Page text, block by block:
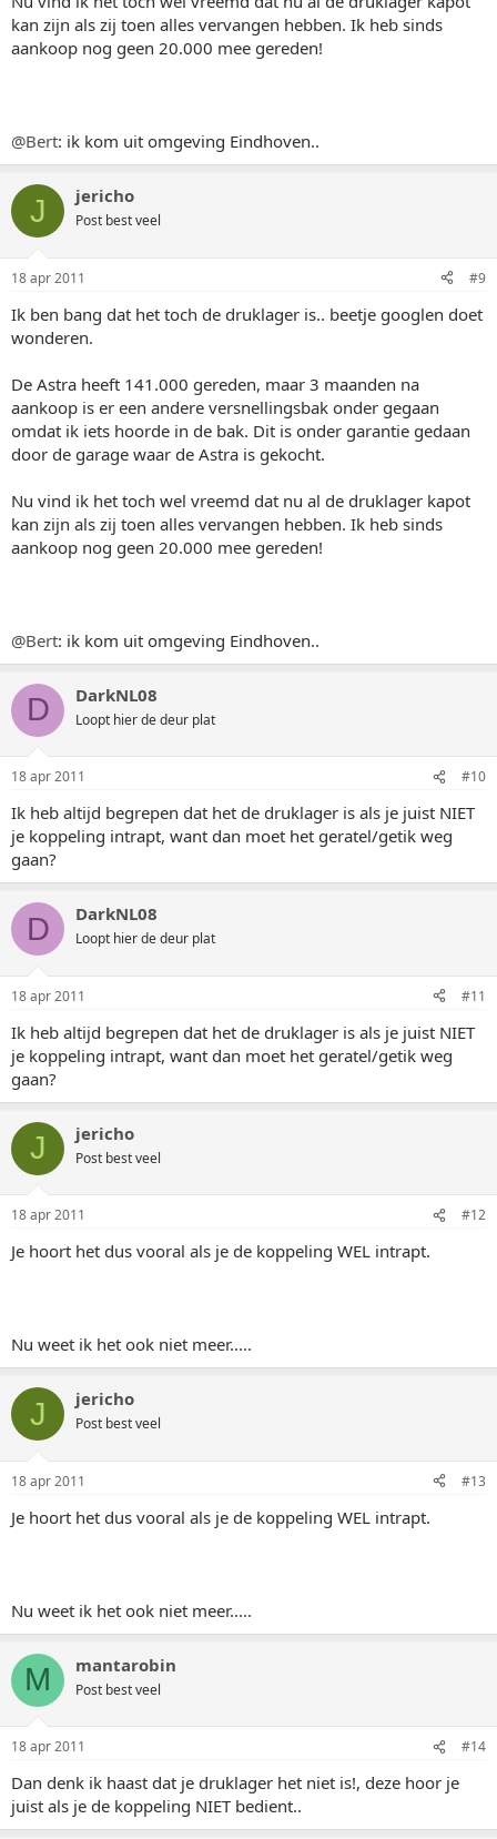
kan zijn als zij toen alles vervangen hebben. Ik heb sinds
aankoop nog geen 20.000 mee gereden!
@Bert: ik kom uit omgeving Eindhoven..
J jericho
Post best veel
18 apr 2011 #9
Ik ben bang dat het toch de druklager is.. beetje googlen doet
wonderen.
De Astra heeft 141.000 gereden, maar 3 maanden na
aankoop is er een andere versnellingsbak onder gegaan
omdat ik iets hoorde in de bak. Dit is onder garantie gedaan
door de garage waar de Astra is gekocht.
Nu vind ik het toch wel vreemd dat nu al de druklager kapot
kan zijn als zij toen alles vervangen hebben. Ik heb sinds
aankoop nog geen 20.000 mee gereden!
@Bert: ik kom uit omgeving Eindhoven..
D DarkNL08
Loopt hier de deur plat
18 apr 2011 #10
Ik heb altijd begrepen dat het de druklager is als je juist NIET
je koppeling intrapt, want dan moet het geratel/getik weg
gaan?
D DarkNL08
Loopt hier de deur plat
18 apr 2011 #11
Ik heb altijd begrepen dat het de druklager is als je juist NIET
je koppeling intrapt, want dan moet het geratel/getik weg
gaan?
J jericho
Post best veel
18 apr 2011 #12
Je hoort het dus vooral als je de koppeling WEL intrapt.
Nu weet ik het ook niet meer.....
J jericho
Post best veel
18 apr 2011 #13
Je hoort het dus vooral als je de koppeling WEL intrapt.
Nu weet ik het ook niet meer.....
M mantarobin
Post best veel
18 apr 2011 #14
Dan denk ik haast dat je druklager het niet is!, deze hoor je
juist als je de koppeling NIET bedient..